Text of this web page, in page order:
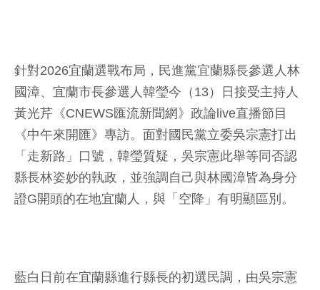
針對2026宜蘭選戰布局，民進黨宜蘭縣長參選人林
國漳、宜蘭市長參選人韓瑩今（13）日接受主持人
黃光芹《CNEWS匯流新聞網》政論live直播節目
《中午來開匯》專訪。面對國民黨立委吳宗憲打出
「走新路」口號，韓瑩質疑，吳宗憲此舉等同否認
縣長林姿妙的執政，並強調自己與林國漳皆為身分
證G開頭的在地宜蘭人，與「空降」有明顯區別。
藍白日前在宜蘭縣進行縣長的初選民調，由吳宗憲